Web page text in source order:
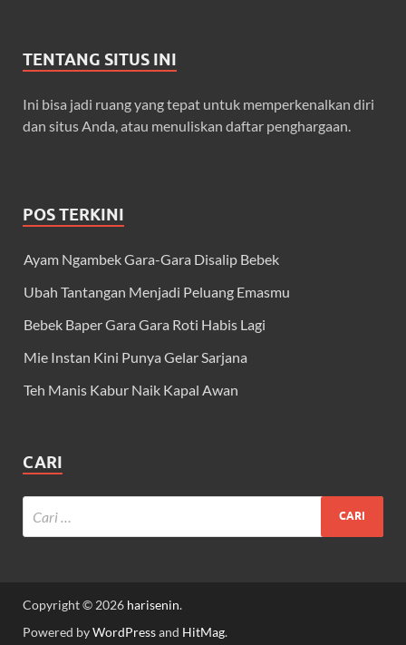
TENTANG SITUS INI
Ini bisa jadi ruang yang tepat untuk memperkenalkan diri
dan situs Anda, atau menuliskan daftar penghargaan.
POS TERKINI
Ayam Ngambek Gara-Gara Disalip Bebek
Ubah Tantangan Menjadi Peluang Emasmu
Bebek Baper Gara Gara Roti Habis Lagi
Mie Instan Kini Punya Gelar Sarjana
Teh Manis Kabur Naik Kapal Awan
CARI
Copyright © 2026 harisenin.
Powered byWordPressand HitMag.